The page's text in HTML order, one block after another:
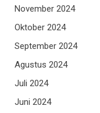
November 2024
Oktober 2024
September 2024
Agustus 2024
Juli 2024
Juni 2024